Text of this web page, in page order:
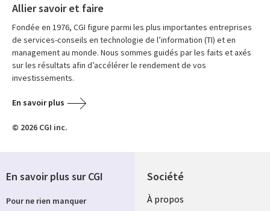
Allier savoir et faire
Fondée en 1976, CGI figure parmi les plus importantes entreprises
de services-conseils en technologie de l’information (TI) et en
management au monde. Nous sommes guidés par les faits et axés
sur les résultats afin d’accélérer le rendement de vos
investissements.
En savoir plus
© 2026 CGI inc.
Société
À propos
En savoir plus sur CGI
Pour ne rien manquer